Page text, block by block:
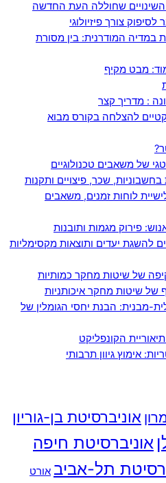
השינויים שחוללה העת החדשה
צורך פיזיולוגי
המודרנית: בין מסורת
מבט מקיף
: מדריך קצר
להצלחה בקורס מבוא
של משאבים טכנולוגיים
שכר, פיצויים ותקנות
לוחות זמנים, משאבים
פירוק מגמות ותובנות
להשגת יעדים ותוצאות מקסימליות
של שיטות מחקר כמותיות
של שיטות מחקר איכותניות
מבנית: הבנת יחסי הגומלין של
הקונפליקט
אימוץ גיוון תרבותי
אוניברסיטת בן-גוריון
אוניברסיטת חיפה
תל-אביב אורט